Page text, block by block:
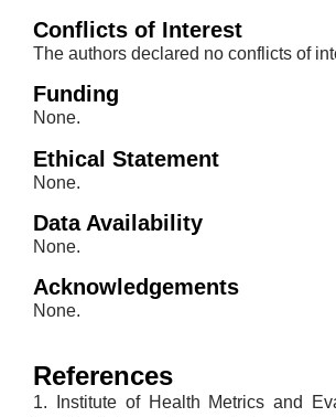
Conflicts of Interest
The authors declared no conflicts of
Funding
None.
Ethical Statement
None.
Data Availability
None.
Acknowledgements
None.
References
1. Institute of Health Metrics and